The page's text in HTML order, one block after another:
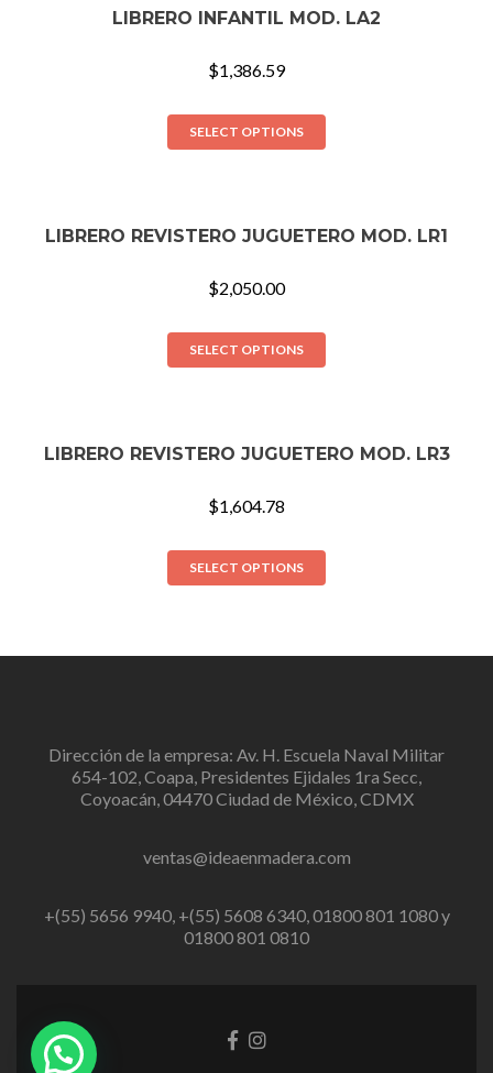
LIBRERO INFANTIL MOD. LA2
$1,386.59
SELECT OPTIONS
LIBRERO REVISTERO JUGUETERO MOD. LR1
$2,050.00
SELECT OPTIONS
LIBRERO REVISTERO JUGUETERO MOD. LR3
$1,604.78
SELECT OPTIONS
Dirección de la empresa: Av. H. Escuela Naval Militar
654-102, Coapa, Presidentes Ejidales 1ra Secc,
Coyoacán, 04470 Ciudad de México, CDMX
ventas@ideaenmadera.com
+(55) 5656 9940, +(55) 5608 6340, 01800 801 1080 y
01800 801 0810
Enlace
de
Enlace